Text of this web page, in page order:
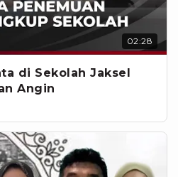
02:28
di Sekolah Jaksel
Angin